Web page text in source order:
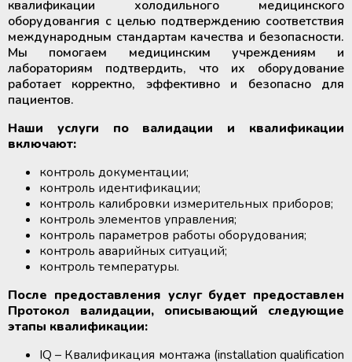
квалификации холодильного медицинского
оборудовангия с целью подтверждению соответствия
международным стандартам качества и безопасности.
Мы помогаем медицинским учреждениям и
лабораториям подтвердить, что их оборудование
работает корректно, эффективно и безопасно для
пациентов.
Наши услуги по валидации и квалификации
включают:
контроль документации;
контроль идентификации;
контроль калибровки измерительных приборов;
контроль элементов управления;
контроль параметров работы оборудования;
контроль аварийных ситуаций;
контроль температуры.
После предоставления услуг будет предоставлен
Протокол валидации, описывающий следующие
этапы квалификации:
IQ – Квалификация монтажа (installation qualification